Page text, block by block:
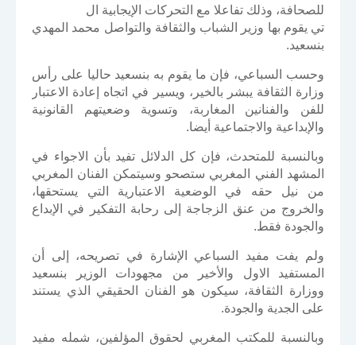
للصحافة، وذلك تفاعلا مع التحركات الإيجابية ال
تي يقوم بها وزير الشباب والثقافة والتواصل محمد المهدي
بنسعيد.
وحسب السباعي، فإن ما يقوم به بنسعيد حاليا على رأس
وزارة الثقافة يبشر بالخير، ويسير في اتجاه إعادة الاعتبار
للفن والفنانين المغاربة، وتسوية وضعيتهم القانونية
والإبداعية والاجتماعية أيضا.
وبالنسبة للمتحدث، فإن كل الدلائل تفيد بأن الاجواء في
المشهد الفني المغربي ستصحو وسيتمكن الفنان المغربي
من نيل حقه في الوضعية الاعتبارية التي يستحقها،
والخروج من عنق الزجاجة إلى رحابة التفكير في الإبداع
والجودة فقط.
ولم يفت مفيد السباعي الإشارة في تصريحه، إلى أن
المستفيد الاول والأخير من مجهودات الوزير بنسعيد
ووزارة الثقافة، سيكون هو الفنان الحقيقي الذي يستند
على الجدية والجودة.
وبالنسبة للمكتب المغربي لحقوق المؤلفين، شمله مفيد